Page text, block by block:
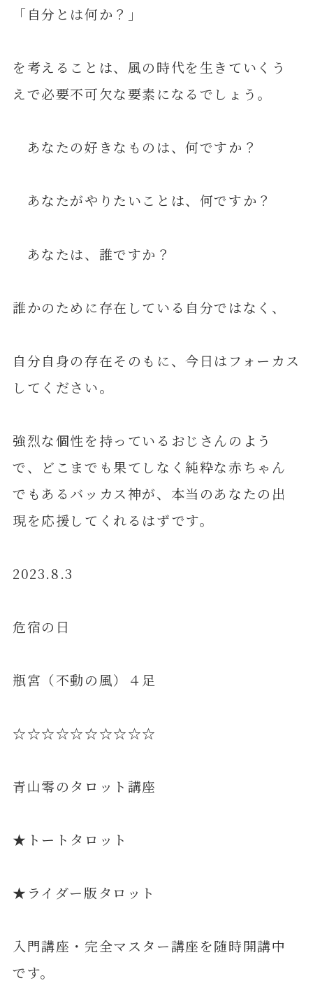
「自分とは何か？」
を考えることは、風の時代を生きていくう
えで必要不可欠な要素になるでしょう。
あなたの好きなものは、何ですか？
あなたがやりたいことは、何ですか？
あなたは、誰ですか？
誰かのために存在している自分ではなく、
自分自身の存在そのもに、今日はフォーカス
してください。
強烈な個性を持っているおじさんのよう
で、どこまでも果てしなく純粋な赤ちゃん
でもあるバッカス神が、本当のあなたの出
現を応援してくれるはずです。
2023.8.3
危宿の日
瓶宮（不動の風）４足
☆☆☆☆☆☆☆☆☆☆
青山零のタロット講座
★トートタロット
★ライダー版タロット
入門講座・完全マスター講座を随時開講中
です。